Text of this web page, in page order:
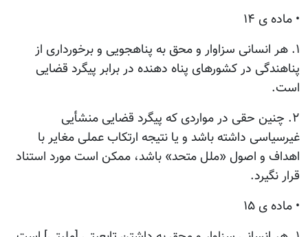
• ماده ی ۱۴
۱. هر انسانی سزاوار و محق به پناهجویی و برخورداری از
پناهندگی در کشورهای پناه دهنده در برابر پیگرد قضایی
است.
۲. چنین حقی در مواردی که پیگرد قضایی منشأیی
غیرسیاسی داشته باشد و یا نتیجه ارتکاب عملی مغایر با
اهداف و اصول «ملل متحد» باشد، ممکن است مورد استناد
قرار نگیرد.
• ماده ی ۱۵